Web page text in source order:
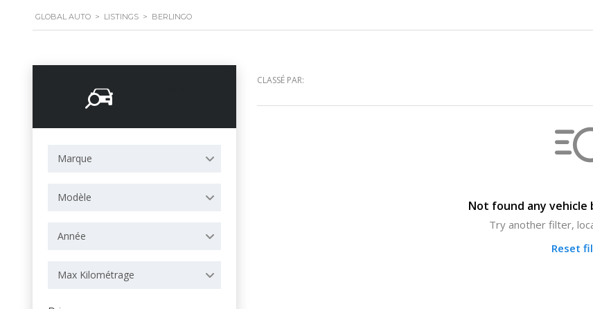
GLOBAL AUTO > LISTINGS > BERLINGO
Marque
Modèle
Année
Max Kilométrage
CLASSÉ PAR:
Not found any
Try another filter,
Reset